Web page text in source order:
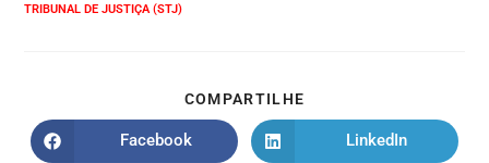
TRIBUNAL DE JUSTIÇA (STJ)
COMPARTILHE
Facebook LinkedIn